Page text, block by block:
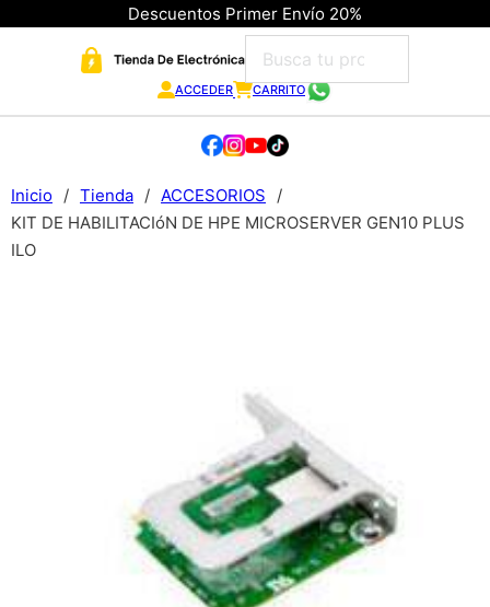
Descuentos Primer Envío 20%
ACCEDER CARRITO
Inicio / Tienda / ACCESORIOS
/
KIT DE HABILITACIóN DE HPE MICROSERVER GEN10 PLUS
ILO